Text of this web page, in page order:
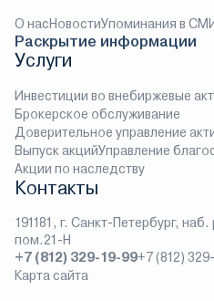
О насНовостиУпоминания в
Раскрытие информации
Услуги
Инвестиции во внебиржевые
Брокерское обслуживание
Доверительное управление
Выпуск акцийУправление
Акции по наследству
Контакты
191181, г. Санкт-Петербург,
пом.21-Н
+7 (812) 329-19-99+7 (812)
Карта сайта